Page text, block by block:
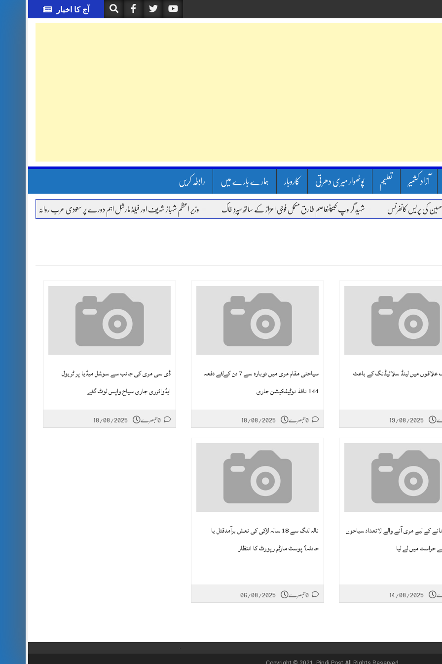
آج کا اخبار
آزاد کشمیر تعلیم پوٹھوار میری دھرتی کاروبار ہمارے بارے میں رابطہ کریں
کی پریس کانفرنس شہید گر وپ کیپٹنعاصم طارق مکمل فوجی اعزاز کے ساتھ سپردِ خاک وزیر اعظم شہباز شریف اور فیلڈ مارشل اہم دورے پر سعودی عرب روانہ
میں لینڈ سلائیڈنگ کے باعث
19/08/2025
سیاحتی مقام مری میں دوبارہ سے 7 دن کےلئے دفعہ
144 نافذ نوٹیفکیشن جاری
18/08/2025
ڈی سی مری کی جانب سے سوشل میڈیا پر ٹریول
ایڈوائزری جاری سیاح واپس لوٹ گئے
18/08/2025
کے لیے مری آنے والے لاتعداد سیاحوں
حراست میں لے لیا
14/08/2025
نالہ لنگ سے 18 سالہ لڑکی کی نعش برآمدقتل یا
حادثہ؟ پوسٹ مارٹم رپورٹ کا انتظار
06/08/2025